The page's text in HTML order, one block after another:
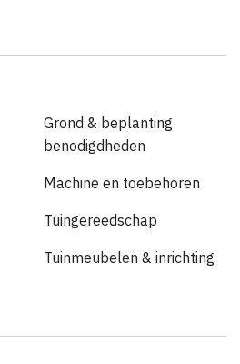
Grond & beplanting
benodigdheden
Machine en toebehoren
Tuingereedschap
Tuinmeubelen & inrichting